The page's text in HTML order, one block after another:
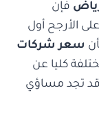
فإن
الأرجح أول
سعر شركات
كليا عن
قد تجد مساؤي